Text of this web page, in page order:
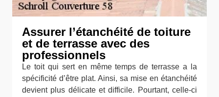
Assurer l’étanchéité de toiture
et de terrasse avec des
professionnels
Le toit qui sert en même temps de terrasse a la
spécificité d’être plat. Ainsi, sa mise en étanchéité
devient plus délicate et difficile. Pourtant, celle-ci